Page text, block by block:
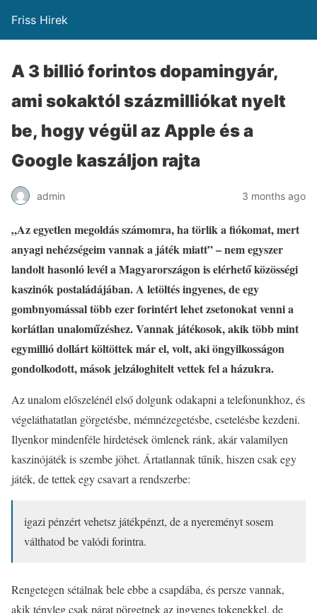
Friss Hirek
A 3 billió forintos dopamingyár,
ami sokaktól százmilliókat nyelt
be, hogy végül az Apple és a
Google kaszáljon rajta
admin 3 months ago
„Az egyetlen megoldás számomra, ha törlik a fiókomat, mert
anyagi nehézségeim vannak a játék miatt” – nem egyszer
landolt hasonló levél a Magyarországon is elérhető közösségi
kaszinók postaládájában. A letöltés ingyenes, de egy
gombnyomással több ezer forintért lehet zsetonokat venni a
korlátlan unaloműzéshez. Vannak játékosok, akik több mint
egymillió dollárt költöttek már el, volt, aki öngyilkosságon
gondolkodott, mások jelzáloghitelt vettek fel a házukra.
Az unalom előszelénél első dolgunk odakapni a telefonunkhoz, és
végeláthatatlan görgetésbe, mémnézegetésbe, csetelésbe kezdeni.
Ilyenkor mindenféle hirdetések ömlenek ránk, akár valamilyen
kaszinójáték is szembe jöhet. Ártatlannak tűnik, hiszen csak egy
játék, de tettek egy csavart a rendszerbe:
igazi pénzért vehetsz játékpénzt, de a nyereményt sosem
válthatod be valódi forintra.
Rengetegen sétálnak bele ebbe a csapdába, és persze vannak,
akik tényleg csak párat pörgetnek az ingyenes tokenekkel, de